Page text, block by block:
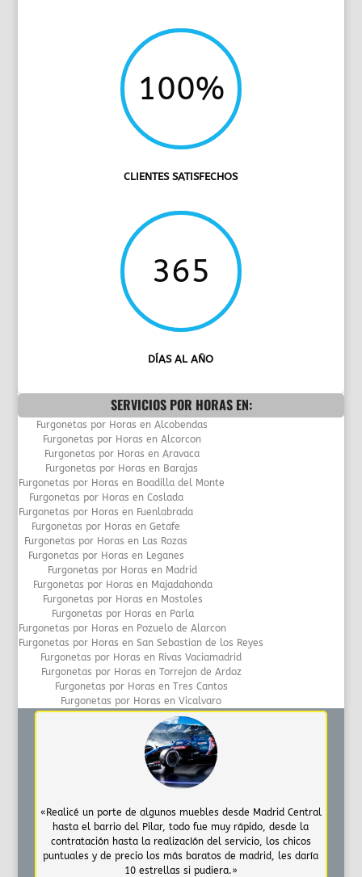
100%
CLIENTES SATISFECHOS
365
DÍAS AL AÑO
SERVICIOS POR HORAS EN:
Furgonetas por Horas en Alcobendas
Furgonetas por Horas en Alcorcon
Furgonetas por Horas en Aravaca
Furgonetas por Horas en Barajas
Furgonetas por Horas en Boadilla del Monte
Furgonetas por Horas en Coslada
Furgonetas por Horas en Fuenlabrada
Furgonetas por Horas en Getafe
Furgonetas por Horas en Las Rozas
Furgonetas por Horas en Leganes
Furgonetas por Horas en Madrid
Furgonetas por Horas en Majadahonda
Furgonetas por Horas en Mostoles
Furgonetas por Horas en Parla
Furgonetas por Horas en Pozuelo de Alarcon
Furgonetas por Horas en San Sebastian de los Reyes
Furgonetas por Horas en Rivas Vaciamadrid
Furgonetas por Horas en Torrejon de Ardoz
Furgonetas por Horas en Tres Cantos
Furgonetas por Horas en Vicalvaro
«Realicé un porte de algunos muebles desde Madrid Central
hasta el barrio del Pilar, todo fue muy rápido, desde la
contratación hasta la realizacIón del servicio, los chicos
puntuales y de precio los más baratos de madrid, les daría
10 estrellas si pudiera.»